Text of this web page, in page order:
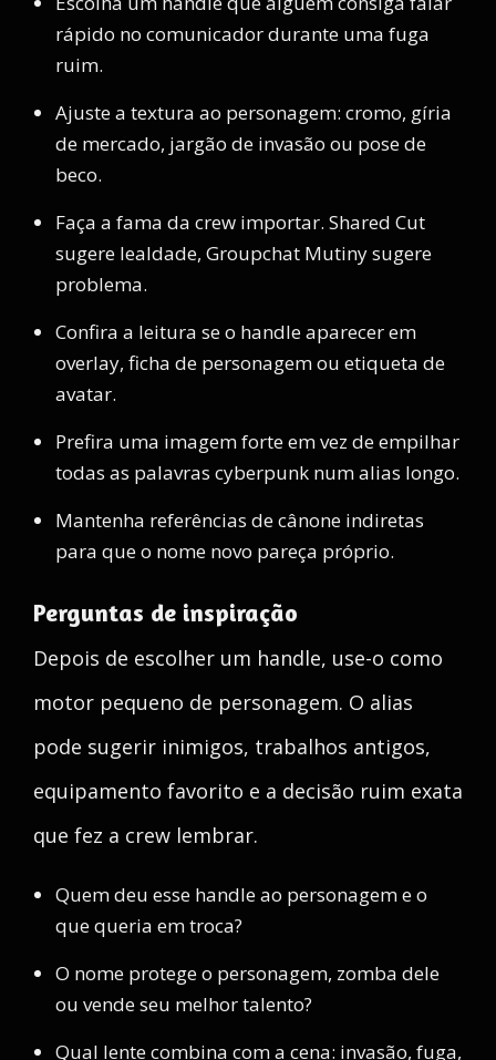
rápido no comunicador durante uma fuga
ruim.
Ajuste a textura ao personagem: cromo, gíria
de mercado, jargão de invasão ou pose de
beco.
Faça a fama da crew importar. Shared Cut
sugere lealdade, Groupchat Mutiny sugere
problema.
Confira a leitura se o handle aparecer em
overlay, ficha de personagem ou etiqueta de
avatar.
Prefira uma imagem forte em vez de empilhar
todas as palavras cyberpunk num alias longo.
Mantenha referências de cânone indiretas
para que o nome novo pareça próprio.
Perguntas de inspiração
Depois de escolher um handle, use-o como
motor pequeno de personagem. O alias
pode sugerir inimigos, trabalhos antigos,
equipamento favorito e a decisão ruim exata
que fez a crew lembrar.
Quem deu esse handle ao personagem e o
que queria em troca?
O nome protege o personagem, zomba dele
ou vende seu melhor talento?
Qual lente combina com a cena: invasão, fuga,